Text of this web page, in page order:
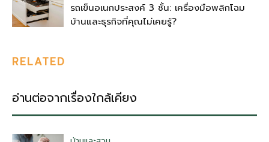
รถเข็นอเนกประสงค์ 3 ชั้น: เครื่องมือพลิกโฉม
บ้านและธุรกิจที่คุณไม่เคยรู้?
RELATED
อ่านต่อจากเรื่องใกล้เคียง